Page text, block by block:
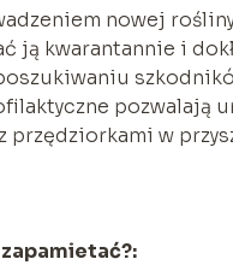
nowej
ją kwarantannie i
pozwalają
przędziorkami w